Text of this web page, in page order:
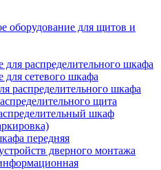
оборудование для щитов и
распределительного шкафа
сетевого шкафа
распределительного шкафа
щита
шкаф
передняя
дверного монтажа